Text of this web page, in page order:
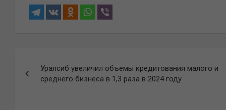
по
Уралсиб увеличил объемы кредитования малого и
среднего бизнеса в 1,3 раза в 2024 году